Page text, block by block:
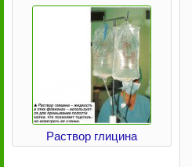
Раствор глицина